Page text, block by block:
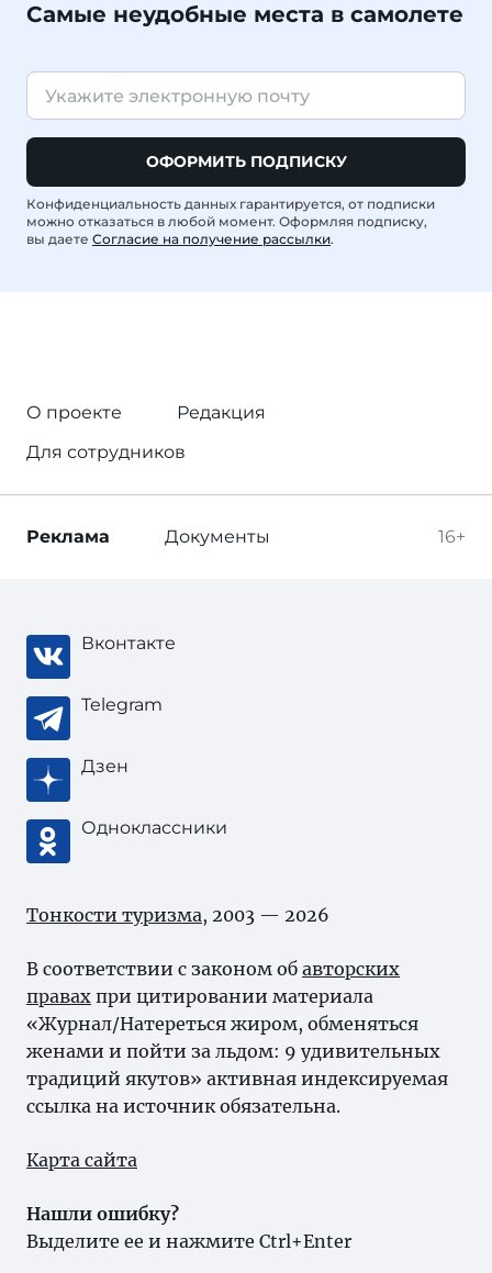
Самые неудобные места в самолете
ОФОРМИТЬ ПОДПИСКУ
Конфиденциальность данных гарантируется, от подписки
можно отказаться в любой момент. Оформляя подписку,
вы даете Согласие на получение рассылки.
О проекте
Редакция
Для сотрудников
16+
Реклама Документы
Вконтакте
Telegram
Дзен
Одноклассники
Тонкости туризма, 2003 — 2026
В соответствии с законом об авторских
правах при цитировании материала
«Журнал/Натереться жиром, обменяться
женами и пойти за льдом: 9 удивительных
традиций якутов» активная индексируемая
ссылка на источник обязательна.
Карта сайта
Нашли ошибку?
Выделите ее и нажмите Ctrl+Enter